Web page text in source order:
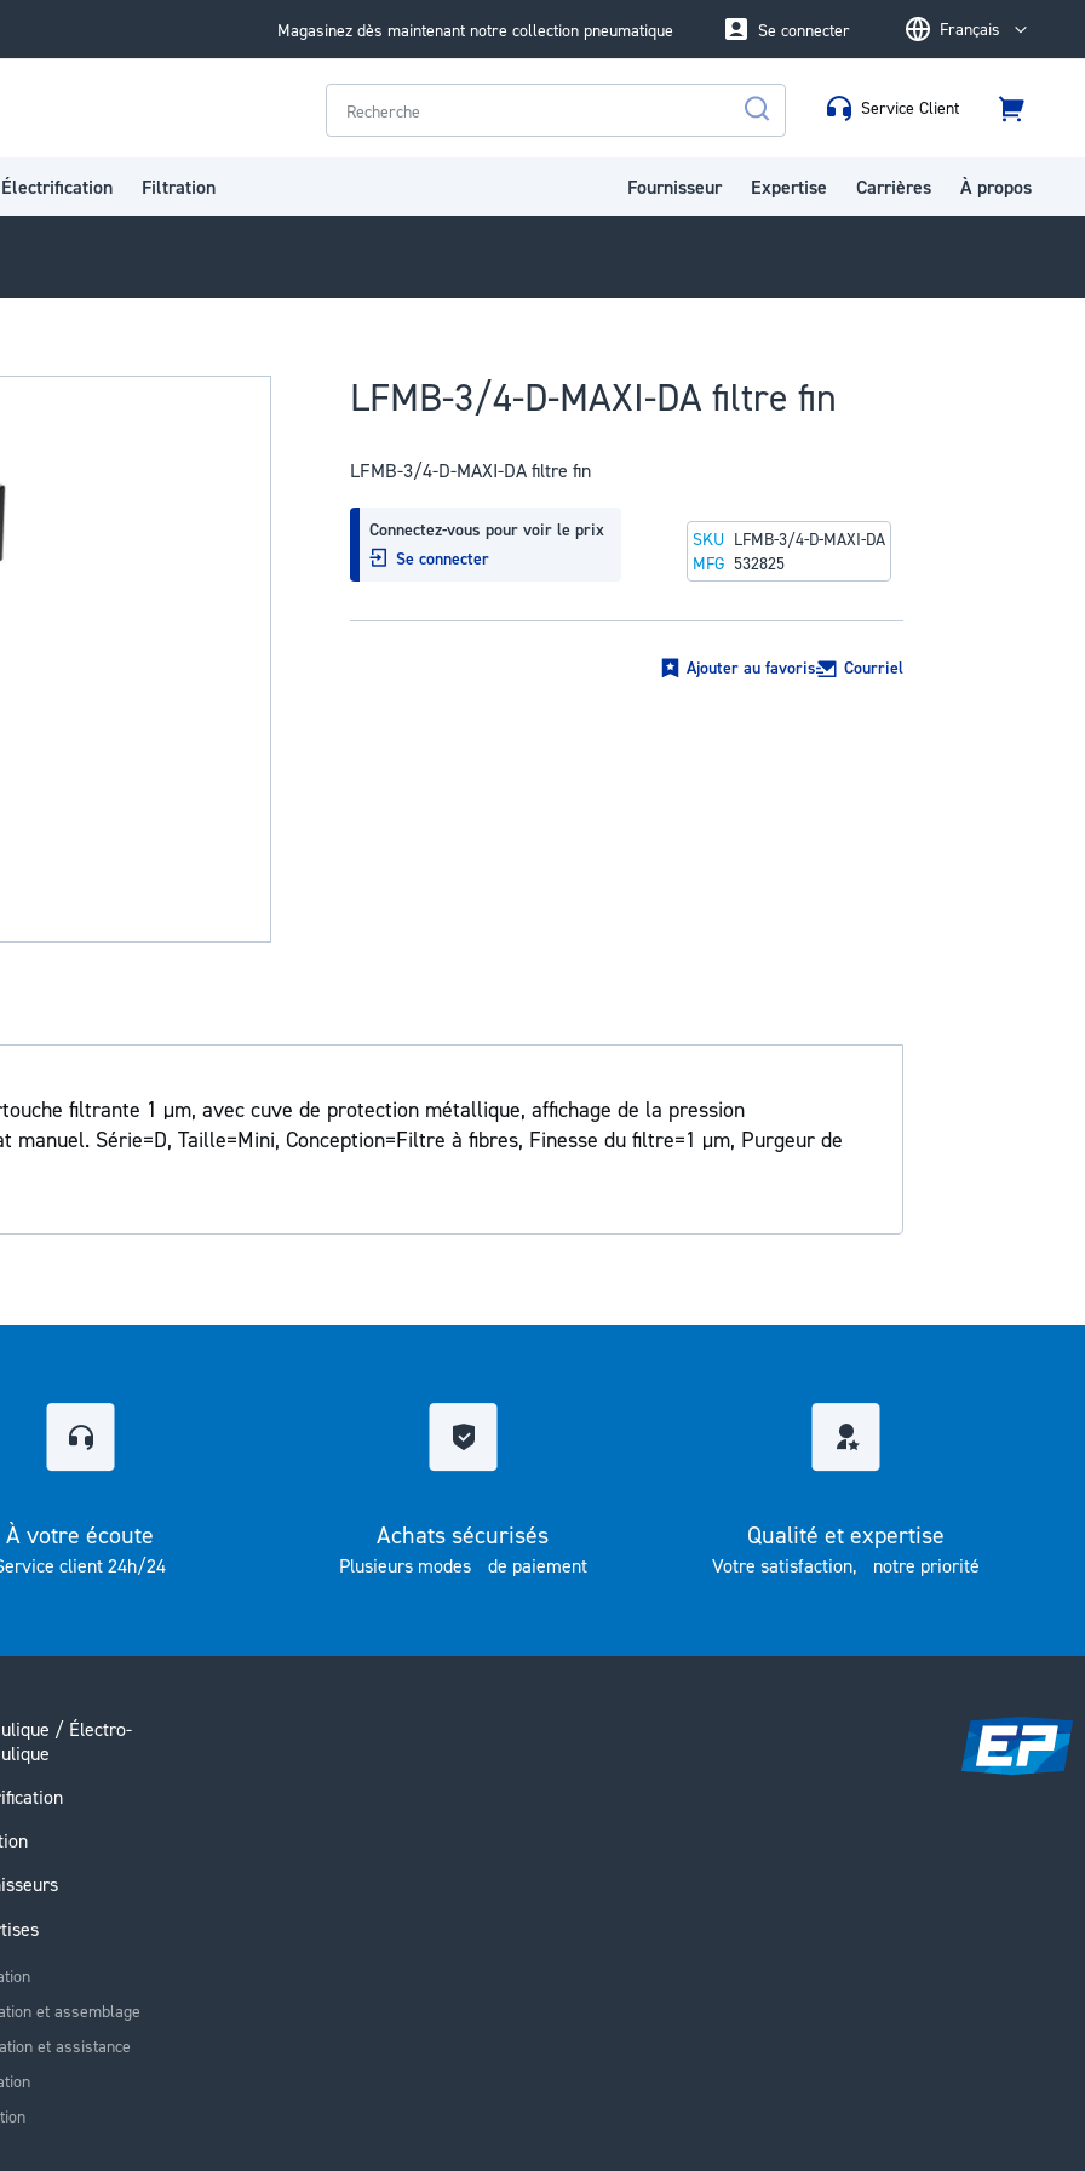
Magasinez dès maintenant notre collection pneumatique LanguageFrançais
Se connecter
Rechercher
Service Client
Panier
Électrification Filtration Fournisseur Expertise Carrières À propos
LFMB-3/4-D-MAXI-DA filtre fin
LFMB-3/4-D-MAXI-DA filtre fin
Connectez-vous pour voir le prix
Se connecter
SKU LFMB-3/4-D-MAXI-DA
MFG 532825
Ajouter au favoris Courriel
filtrante 1 µm, avec cuve de protection métallique, affichage de la pression
manuel. Série=D, Taille=Mini, Conception=Filtre à fibres, Finesse du filtre=1 µm, Purgeur de
À votre écoute
client 24h/24
Achats sécurisés
Plusieurs modes de paiement
Qualité et expertise
Votre satisfaction, notre priorité
/ Électro-
et assemblage
et assistance